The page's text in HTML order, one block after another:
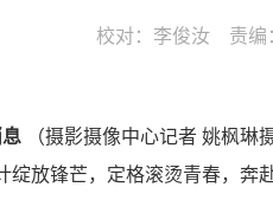
校对：李俊汝 责编
（摄影摄像中心记者 姚枫
绽放锋芒，定格滚烫青春，奔